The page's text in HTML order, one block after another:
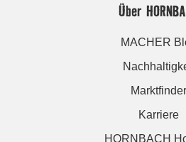
Über
MACHER
Marktfinder
Karriere
HORNBACH